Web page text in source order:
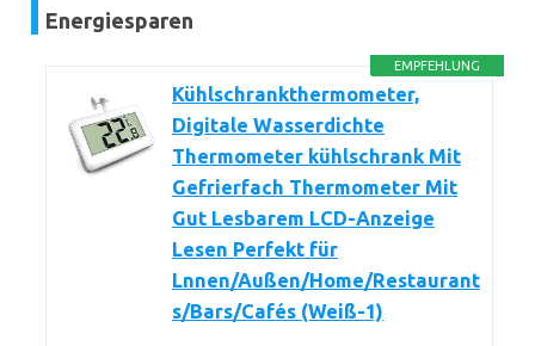
Energiesparen
EMPFEHLUNG
Kühlschrankthermometer,
Digitale Wasserdichte
Thermometer kühlschrank Mit
Gefrierfach Thermometer Mit
Gut Lesbarem LCD-Anzeige
Lesen Perfekt für
Lnnen/Außen/Home/Restaurant
s/Bars/Cafés (Weiß-1)